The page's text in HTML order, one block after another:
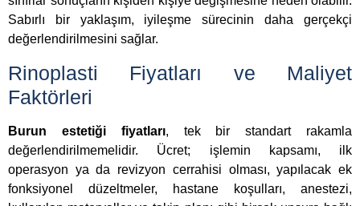
Sabırlı bir yaklaşım, iyileşme sürecinin daha gerçekçi
değerlendirilmesini sağlar.
Rinoplasti Fiyatları ve Maliyet
Faktörleri
Burun estetiği fiyatları, tek bir standart rakamla
değerlendirilmemelidir. Ücret; işlemin kapsamı, ilk
operasyon ya da revizyon cerrahisi olması, yapılacak ek
fonksiyonel düzeltmeler, hastane koşulları, anestezi,